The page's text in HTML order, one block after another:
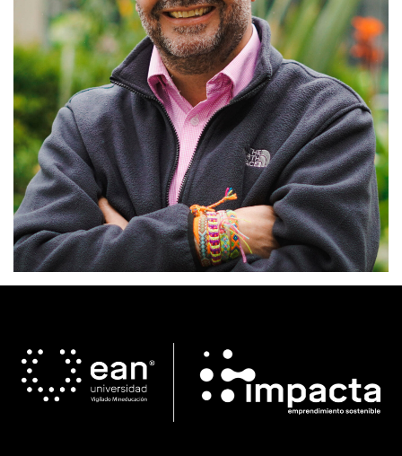
Líder Técnico - Consultorio Para el Comercio
Electrónico
Ofrecer un servicio como director de Proyecto en el programa
de Asesoría y Acompañamiento Especializado a Empresas en
Comercio Electrónico, dirigido a micro y pequeños